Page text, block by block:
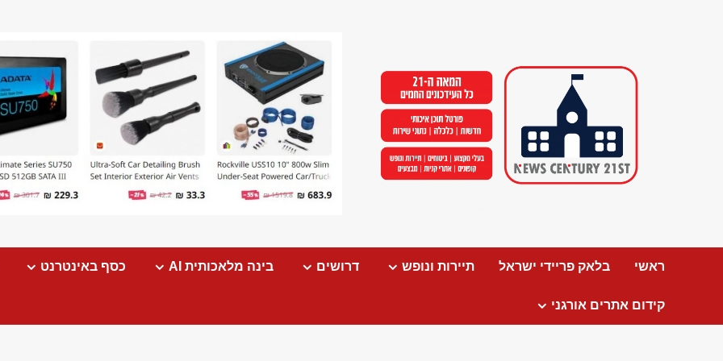
ראשי בלאק פריידי ישראל תיירות ונופש דרושים בינה מלאכותית AI כסף באינטרנט
קידום אתרים אורגני